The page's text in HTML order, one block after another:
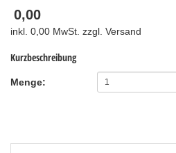
0,00
inkl. 0,00 MwSt. zzgl. Versand
Kurzbeschreibung
Menge: